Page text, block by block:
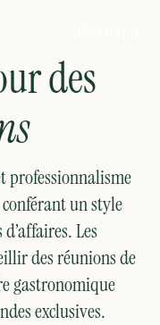
des
professionnalisme
un style
Les
des réunions de
gastronomique
exclusives.